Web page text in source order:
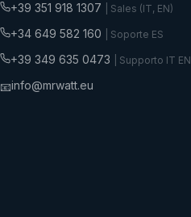
+39 351 918 1307
| Sales (IT, EN)
+34 649 582 160 | Soporte ES
+39 349 635 0473 | Supporto IT EN
📧info@mrwatt.eu